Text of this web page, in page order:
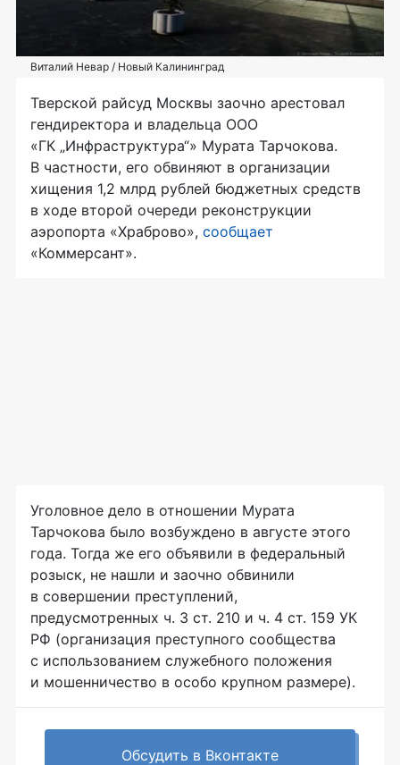
Виталий Невар / Новый Калининград
Тверской райсуд Москвы заочно арестовал
гендиректора и владельца ООО
«ГК „Инфраструктура“» Мурата Тарчокова.
В частности, его обвиняют в организации
хищения 1,2 млрд рублей бюджетных средств
в ходе второй очереди реконструкции
аэропорта «Храброво», сообщает
«Коммерсант».
Уголовное дело в отношении Мурата
Тарчокова было возбуждено в августе этого
года. Тогда же его объявили в федеральный
розыск, не нашли и заочно обвинили
в совершении преступлений,
предусмотренных ч. 3 ст. 210 и ч. 4 ст. 159 УК
РФ (организация преступного сообщества
с использованием служебного положения
и мошенничество в особо крупном размере).
Обсудить в Вконтакте